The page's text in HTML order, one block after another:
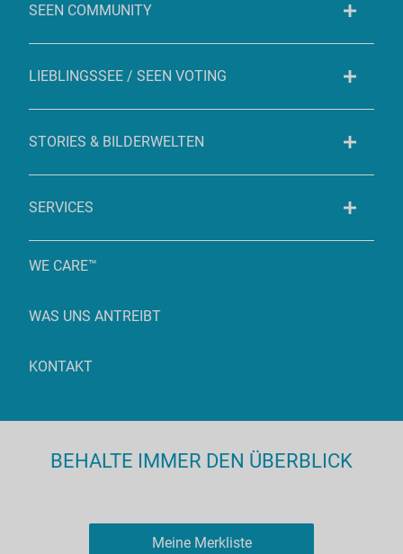
SEEN COMMUNITY
LIEBLINGSSEE / SEEN VOTING
STORIES & BILDERWELTEN
SERVICES
WE CARE™
WAS UNS ANTREIBT
KONTAKT
BEHALTE IMMER DEN ÜBERBLICK
Meine Merkliste